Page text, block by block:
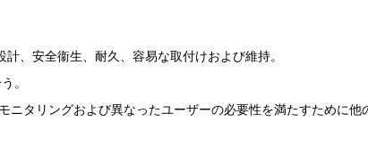
、安全衞生、耐久、容易な取付けおよび維持。
。
タリングおよび異なったユーザーの必要性を満たすために他